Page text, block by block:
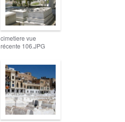
cimetiere vue
récente 106.JPG